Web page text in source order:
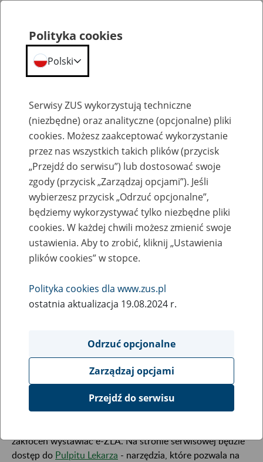
Komunikaty
Ograniczenie w dostępie do portalu PUE
ZUS i zus.pl 30 października 2021 r.
28
października
2021
30 października 2021 r. (sobota) od godziny
06:00 do godziny 16:00
, mogą wystąpić ograniczenia w
dostępie do portalu Platforma Usług Elektronicznych i
zakłóceń wystawiać e-ZLA. Na stronie serwisowej będzie
dostęp do Pulpitu Lekarza - narzędzia, które pozwala na
Polityka cookies
Polski
Serwisy ZUS wykorzystują techniczne
(niezbędne) oraz analityczne (opcjonalne) pliki
cookies. Możesz zaakceptować wykorzystanie
przez nas wszystkich takich plików (przycisk
„Przejdź do serwisu”) lub dostosować swoje
zgody (przycisk „Zarządzaj opcjami”). Jeśli
wybierzesz przycisk „Odrzuć opcjonalne”,
będziemy wykorzystywać tylko niezbędne pliki
cookies. W każdej chwili możesz zmienić swoje
ustawienia. Aby to zrobić, kliknij „Ustawienia
plików cookies” w stopce.
Polityka cookies dla www.zus.pl
ostatnia aktualizacja 19.08.2024 r.
Odrzuć opcjonalne
Zarządzaj opcjami
Przejdź do serwisu